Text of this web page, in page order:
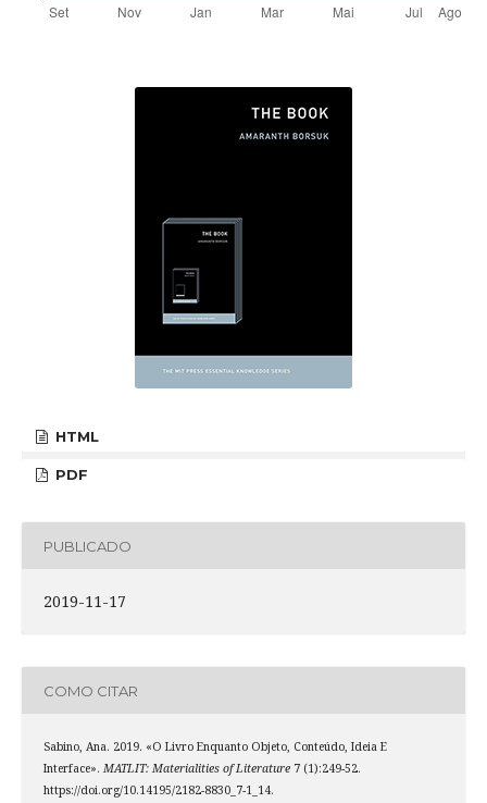
HTML
PDF
PUBLICADO
2019-11-17
COMO CITAR
Sabino, Ana. 2019. «O Livro Enquanto Objeto, Conteúdo, Ideia E
Interface». MATLIT: Materialities of Literature7 (1):249-52.
https://doi.org/10.14195/2182-8830_7-1_14.